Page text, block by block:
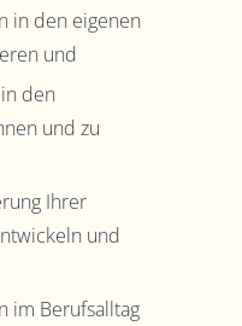
in den eigenen
und
den
und zu
Ihrer
und
im Berufsalltag